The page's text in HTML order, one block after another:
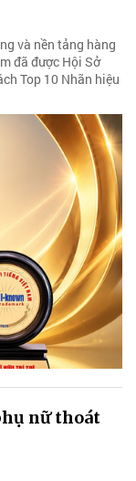
và nền tảng hàng
đã được Hội Sở
Top 10 Nhãn hiệu
nữ thoát